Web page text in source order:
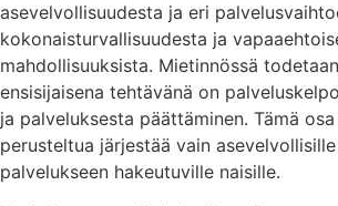
asevelvollisuudesta ja eri
kokonaisturvallisuudesta ja
mahdollisuuksista. Mietinnössä
ensisijaisena tehtävänä on
ja palveluksesta päättäminen. Tämä
perusteltua järjestää vain
palvelukseen hakeutuville naisille.